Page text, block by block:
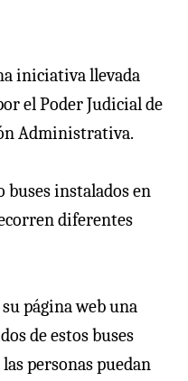
iniciativa llevada
el Poder Judicial de
Administrativa.
buses instalados en
diferentes
página web una
de estos buses
personas puedan